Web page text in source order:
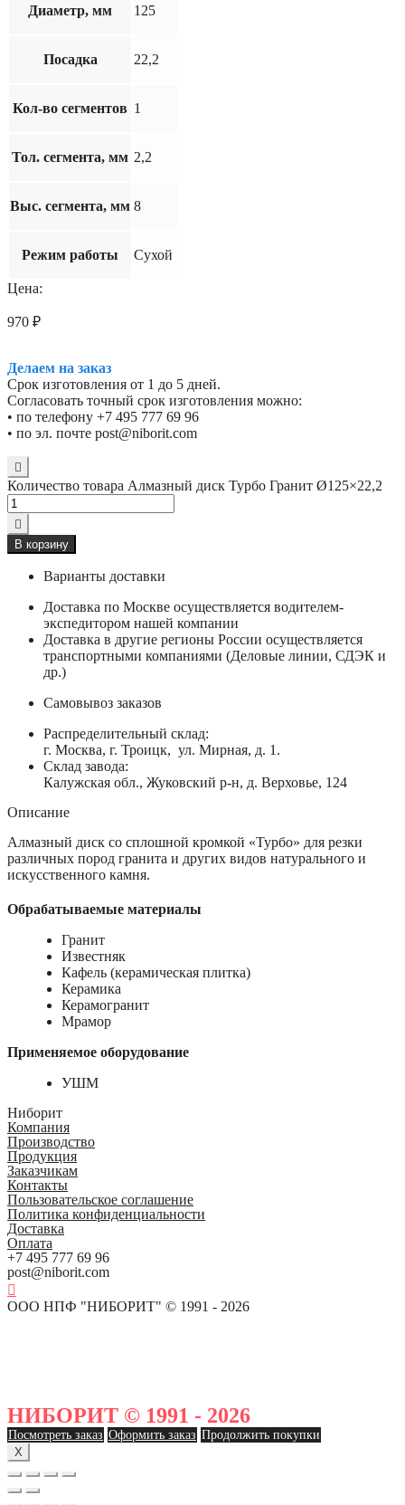
Диаметр, мм 125
Посадка 22,2
Кол-во сегментов 1
Тол. сегмента, мм 2,2
Выс. сегмента, мм 8
Режим работы Сухой
Цена:
970 ₽
Делаем на заказ
Срок изготовления от 1 до 5 дней.
Согласовать точный срок изготовления можно:
• по телефону +7 495 777 69 96
• по эл. почте post@niborit.com
Количество товара Алмазный диск Турбо Гранит Ø125×22,2
В корзину
Варианты доставки
Доставка по Москве осуществляется водителем-
экспедитором нашей компании
Доставка в другие регионы России осуществляется
транспортными компаниями (Деловые линии, СДЭК и
др.)
Самовывоз заказов
Распределительный склад:
г. Москва, г. Троицк, ул. Мирная, д. 1.
Склад завода:
Калужская обл., Жуковский р-н, д. Верховье, 124
Описание
Алмазный диск со сплошной кромкой «Турбо» для резки
различных пород гранита и других видов натурального и
искусственного камня.
Обрабатываемые материалы
Гранит
Известняк
Кафель (керамическая плитка)
Керамика
Керамогранит
Мрамор
Применяемое оборудование
УШМ
Ниборит
Компания
Производство
Продукция
Заказчикам
Контакты
Пользовательское соглашение
Политика конфиденциальности
Доставка
Оплата
+7 495 777 69 96
post@niborit.com
ООО НПФ "НИБОРИТ" © 1991 - 2026
НИБОРИТ © 1991 - 2026
Посмотреть заказ Оформить заказ Продолжить покупки
X